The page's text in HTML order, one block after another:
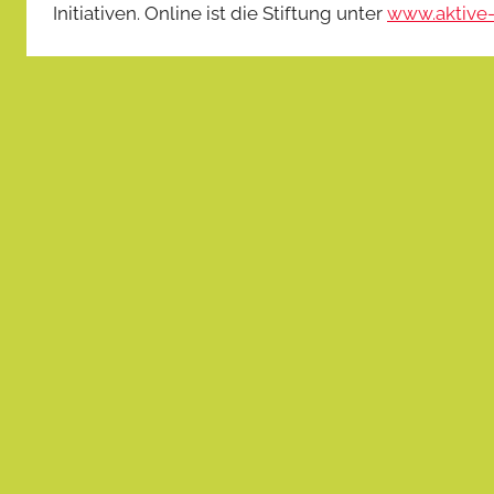
Initiativen. Online ist die Stiftung unter